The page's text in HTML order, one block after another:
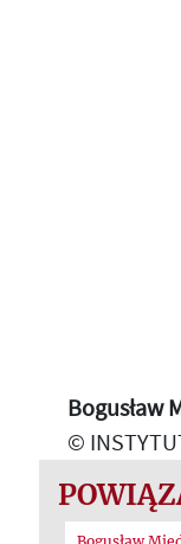
Bogusław
©